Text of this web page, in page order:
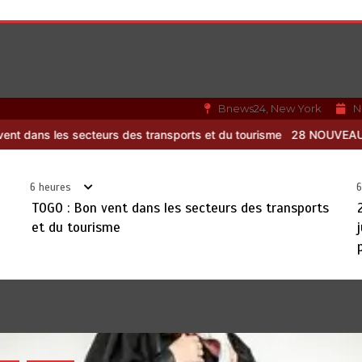
Bnews24, New York
pour l’enracinement du génie génétique et de la biotechnologie
6 heures
TOGO : Bon vent dans les secteurs des transports
et du tourisme